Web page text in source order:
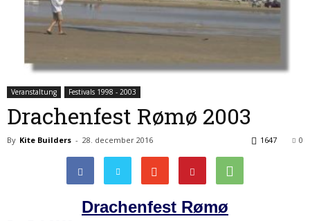
Veranstaltung Festivals 1998 - 2003
Drachenfest Rømø 2003
By Kite Builders - 28. december 2016 0
1647
Drachenfest Rømø